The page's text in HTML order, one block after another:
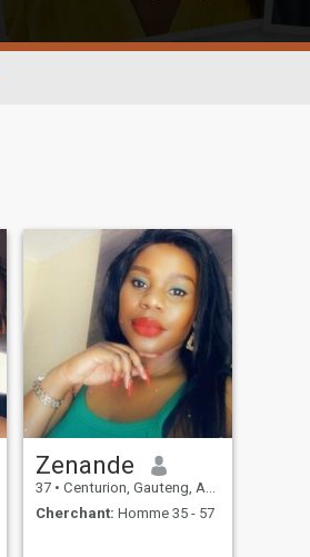
Zenande
37 • Centurion, Gauteng, Afrique du Sud
Cherchant: Homme 35 - 57